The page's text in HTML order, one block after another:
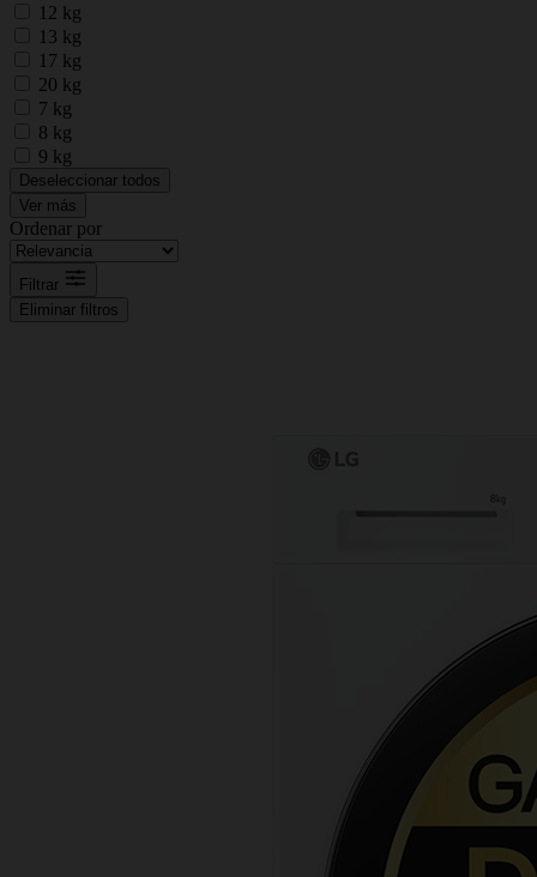
12 kg
13 kg
17 kg
20 kg
7 kg
8 kg
9 kg
Deseleccionar todos
Ver más
Ordenar por
Filtrar
Eliminar filtros